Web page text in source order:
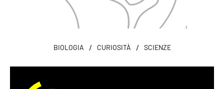
BIOLOGIA / CURIOSITÀ / SCIENZE